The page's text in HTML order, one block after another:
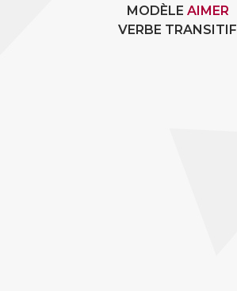
MODÈLE AIMER
VERBE TRANSITIF